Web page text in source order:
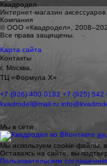
Квадродел
Интернет-магазин
Компания
© ООО «Квадродел»,
Все права защищены.
Карта сайта
Контакты
г. Москва,
ТЦ «Формула Х»
+7 (926) 400 0182 +7 (925) 542
kvadrodel@mail.ru
Мы в сети
Мы используем cookie-файлы,
Оставаясь на сайте, вы
Пользовательским